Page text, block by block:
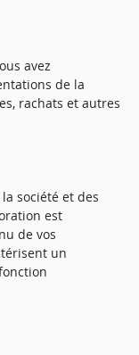
avez
de la
rachats et autres
société et des
est
de vos
un